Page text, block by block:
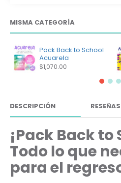
MISMA CATEGORÍA
Pack Back to School
Acuarela
$1,070.00
DESCRIPCIÓN RESEÑAS
¡Pack Back to
Todo lo que
para el